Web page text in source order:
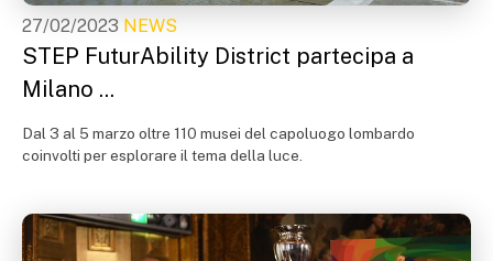
27/02/2023 NEWS
STEP FuturAbility District partecipa a
Milano ...
Dal 3 al 5 marzo oltre 110 musei del capoluogo lombardo
coinvolti per esplorare il tema della luce.